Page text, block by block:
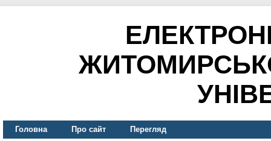
Головна Про сайт Перегляд